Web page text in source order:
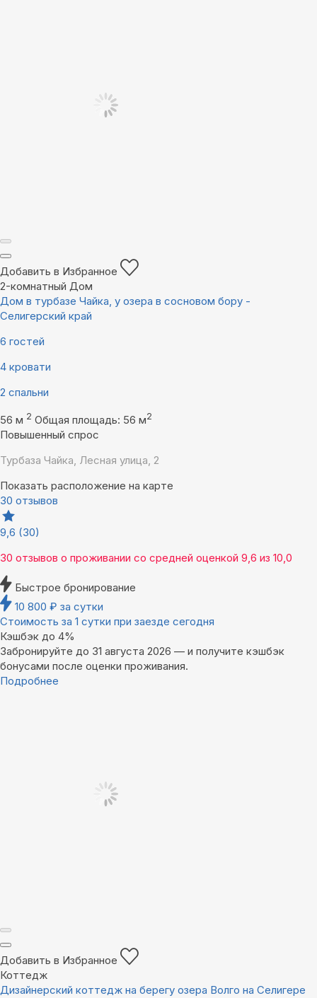
Добавить в Избранное
2-комнатный Дом
Дом в турбазе Чайка, у озера в сосновом бору -
Селигерский край
6 гостей
4 кровати
2 спальни
56 м 2 Общая площадь: 56 м2
Повышенный спрос
Турбаза Чайка, Лесная улица, 2
Показать расположение на карте
30 отзывов
9,6 (30)
30 отзывов о проживании со средней оценкой 9,6 из 10,0
Быстрое бронирование
10 800 ₽ за сутки
Стоимость за 1 сутки при заезде сегодня
Кэшбэк до 4%
Забронируйте до 31 августа 2026 — и получите кэшбэк
бонусами после оценки проживания.
Подробнее
Добавить в Избранное
Коттедж
Дизайнерский коттедж на берегу озера Волго на Селигере